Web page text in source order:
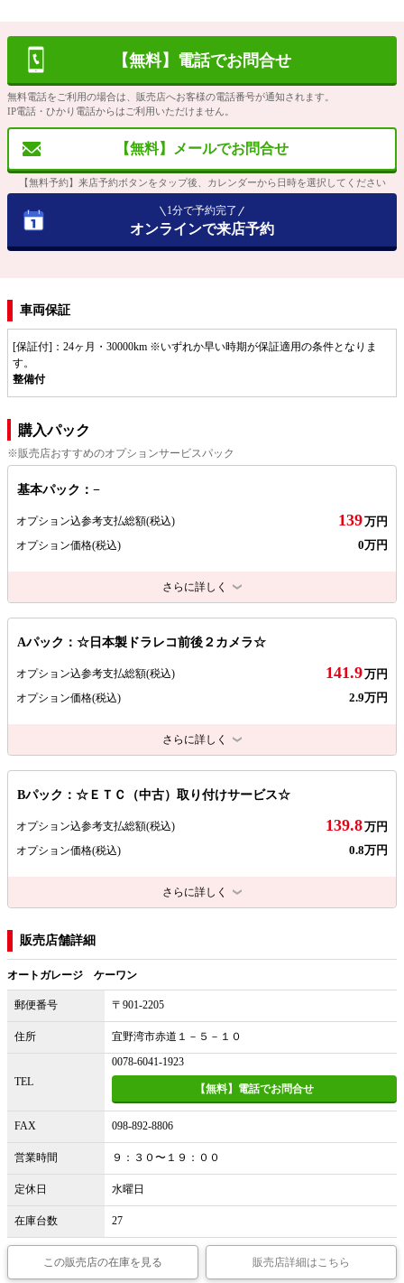
【無料】電話でお問合せ
無料電話をご利用の場合は、販売店へお客様の電話番号が通知されます。
IP電話・ひかり電話からはご利用いただけません。
【無料】メールでお問合せ
【無料予約】来店予約ボタンをタップ後、カレンダーから日時を選択してください
1分で予約完了
オンラインで来店予約
車両保証
[保証付]：24ヶ月・30000km ※いずれか早い時期が保証適用の条件となりま
す。
整備付
購入パック
※販売店おすすめのオプションサービスパック
基本パック：−
オプション込参考支払総額(税込) 139万円
オプション価格(税込) 0万円
さらに詳しく
Aパック：☆日本製ドラレコ前後２カメラ☆
オプション込参考支払総額(税込) 141.9万円
オプション価格(税込) 2.9万円
さらに詳しく
Bパック：☆ＥＴＣ（中古）取り付けサービス☆
オプション込参考支払総額(税込) 139.8万円
オプション価格(税込) 0.8万円
さらに詳しく
販売店舗詳細
オートガレージ ケーワン
郵便番号 〒901-2205
住所 宜野湾市赤道１－５－１０
TEL
0078-6041-1923
【無料】電話でお問合せ
FAX 098-892-8806
営業時間 ９：３０〜１９：００
定休日 水曜日
在庫台数 27
この販売店の在庫を見る 販売店詳細はこちら